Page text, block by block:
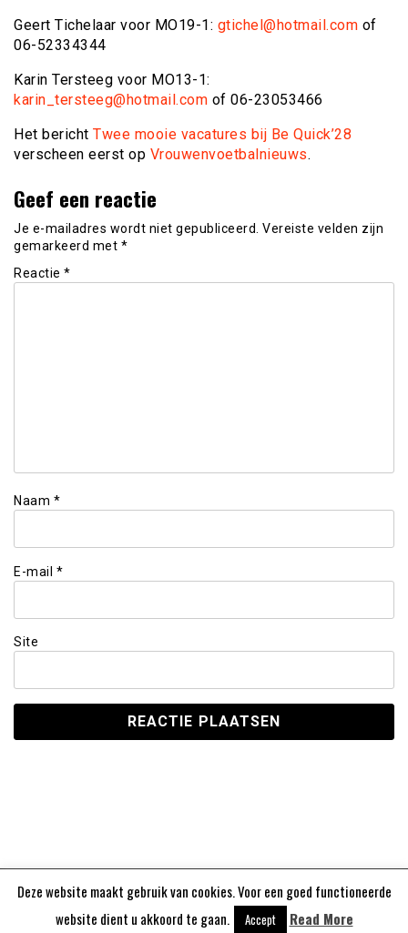
Geert Tichelaar voor MO19-1: gtichel@hotmail.com of
06-52334344
Karin Tersteeg voor MO13-1:
karin_tersteeg@hotmail.com of 06-23053466
Het bericht Twee mooie vacatures bij Be Quick’28
verscheen eerst op Vrouwenvoetbalnieuws.
Geef een reactie
Je e-mailadres wordt niet gepubliceerd. Vereiste velden zijn
gemarkeerd met *
Reactie *
Naam *
E-mail *
Site
Aangedreven doorWordPress
Deze website maakt gebruik van cookies. Voor een goed functioneerde
website dient u akkoord te gaan.
Accept Read More